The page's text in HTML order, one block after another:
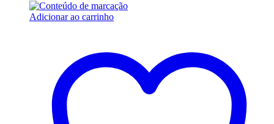
Adicionar ao carrinho